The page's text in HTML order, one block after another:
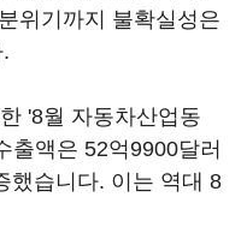
위기까지 불확실성은
'8월 자동차산업동
출액은 52억9900달러
했습니다. 이는 역대 8